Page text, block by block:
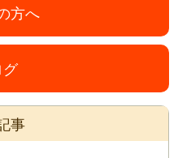
方へ
事